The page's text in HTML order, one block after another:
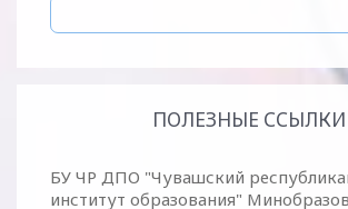
ПОЛЕЗНЫЕ ССЫЛКИ
БУ ЧР ДПО "Чувашский
институт образования"